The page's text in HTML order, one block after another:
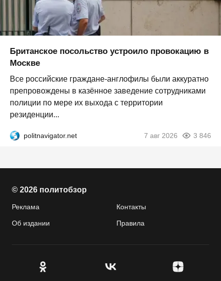
Британское посольство устроило провокацию в
Москве
Все российские граждане-англофилы были аккуратно
препровождены в казённое заведение сотрудниками
полиции по мере их выхода с территории
резиденции...
politnavigator.net 7 авг 2026 3 846
© 2026 политобзор
Реклама Контакты
Об издании Правила